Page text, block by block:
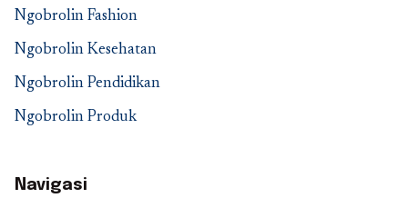
Ngobrolin Fashion
Ngobrolin Kesehatan
Ngobrolin Pendidikan
Ngobrolin Produk
Navigasi